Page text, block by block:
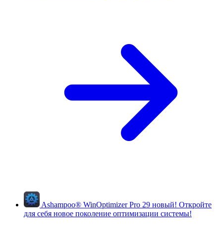
Ashampoo® WinOptimizer Pro 29 новый! Откройте
для себя новое поколение оптимизации системы!